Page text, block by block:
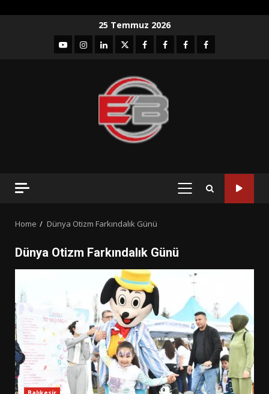
25 Temmuz 2026
YouTubeInstagram
LinkedIntwitterfacebook-Facebook-
Facebook-Facebook-
PRIMARY
Home Dünya Otizm Farkındalık Günü
Dünya Otizm Farkındalık Günü